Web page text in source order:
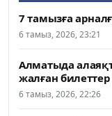
7 тамызға
6 тамыз, 2026, 23:21
Алматыда
жалған билеттер
6 тамыз, 2026, 22:26